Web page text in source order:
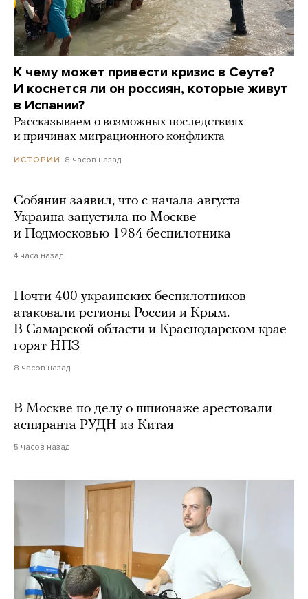
К чему может привести кризис в Сеуте?
И коснется ли он россиян, которые живут
в Испании?
Рассказываем о возможных последствиях
и причинах миграционного конфликта
ИСТОРИИ 8 часов назад
Собянин заявил, что с начала августа
Украина запустила по Москве
и Подмосковью 1984 беспилотника
4 часа назад
Почти 400 украинских беспилотников
атаковали регионы России и Крым.
В Самарской области и Краснодарском крае
горят НПЗ
8 часов назад
В Москве по делу о шпионаже арестовали
аспиранта РУДН из Китая
5 часов назад